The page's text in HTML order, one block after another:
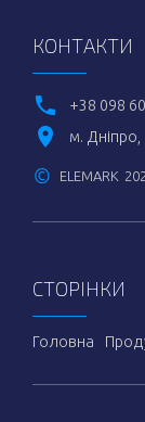
КОНТАКТИ
+38 098
м. Дніпро
© ELEMARK
СТОРІНКИ
Головна